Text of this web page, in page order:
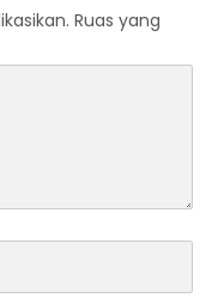
Ruas yang